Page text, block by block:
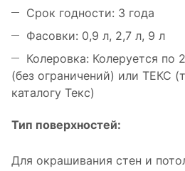
Срок годности: 3 года
Фасовки: 0,9 л, 2,7 л, 9 л
Колеровка: Колеруется по
(без ограничений) или ТЕКС
каталогу Текс)
Тип поверхностей:
Для окрашивания стен и